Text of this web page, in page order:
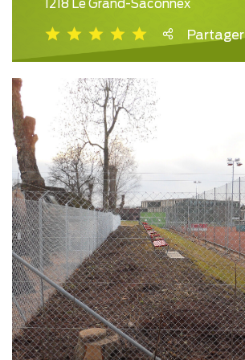
1218 Le Grand-Saconnex
Partager